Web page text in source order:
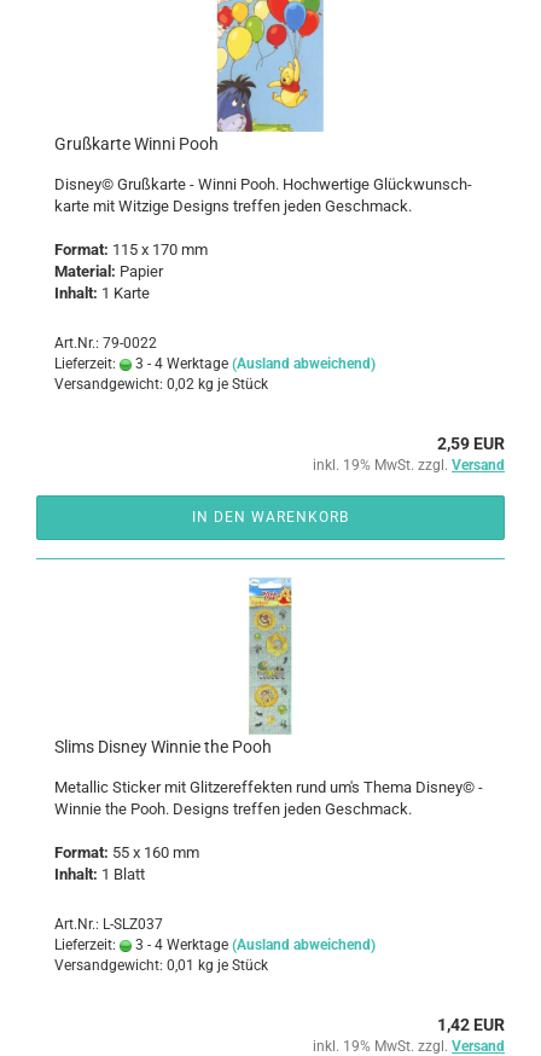
Gruß­kar­te Winni Pooh
Dis­ney© Gruß­kar­te - Winni Pooh. Hoch­wer­ti­ge Glück­wunsch­
kar­te mit Wit­zi­ge De­signs tref­fen jeden Ge­schmack.
For­mat: 115 x 170 mm
Ma­te­ri­al : Pa­pier
In­halt: 1 Karte
Art.Nr.: 79-0022
Lieferzeit:
3 - 4 Werktage (Ausland abweichend)
Versandgewicht: 0,02 kg je Stück
2,59 EUR
inkl. 19% MwSt. zzgl. Versand
IN DEN WARENKORB
Slims Dis­ney Win­nie the Pooh
Me­tal­lic Sti­cker mit Glit­zer­ef­fek­ten rund um's Thema Dis­ney© -
Win­nie the Pooh. De­signs tref­fen jeden Ge­schmack.
For­mat: 55 x 160 mm
In­halt: 1 Blatt
Art.Nr.: L-SLZ037
Lieferzeit:
3 - 4 Werktage (Ausland abweichend)
Versandgewicht: 0,01 kg je Stück
1,42 EUR
inkl. 19% MwSt. zzgl. Versand